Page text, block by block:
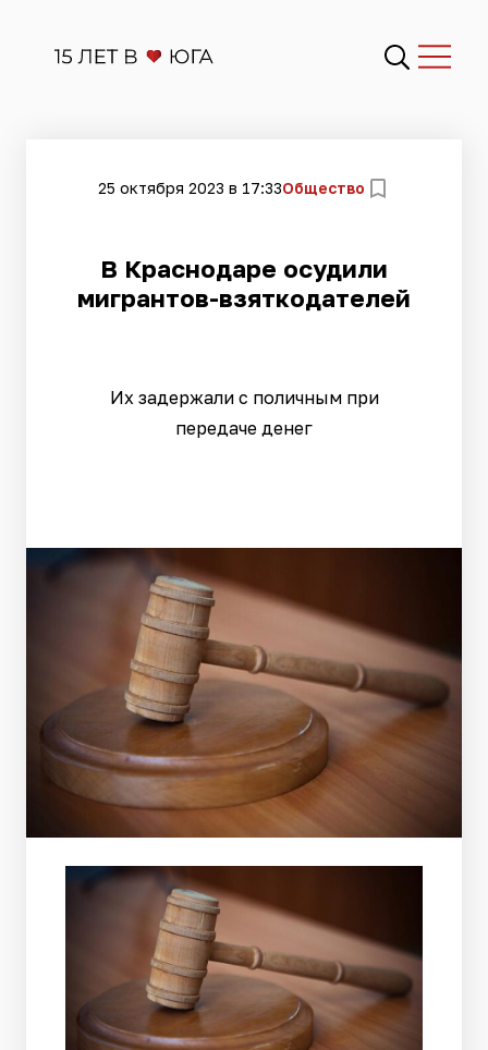
25 октября 2023 в 17:33Общество
В Краснодаре осудили
мигрантов-взяткодателей
Их задержали с поличным при
передаче денег